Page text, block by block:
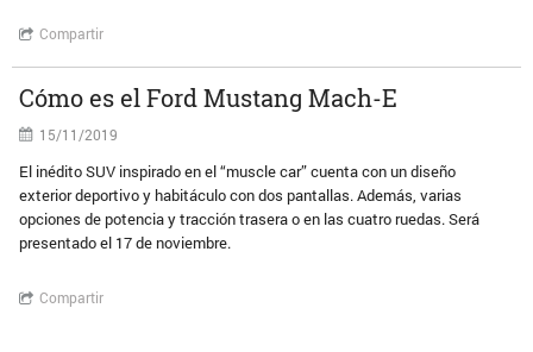
Compartir
Cómo es el Ford Mustang Mach-E
15/11/2019
El inédito SUV inspirado en el “muscle car” cuenta con un diseño
exterior deportivo y habitáculo con dos pantallas. Además, varias
opciones de potencia y tracción trasera o en las cuatro ruedas. Será
presentado el 17 de noviembre.
Compartir